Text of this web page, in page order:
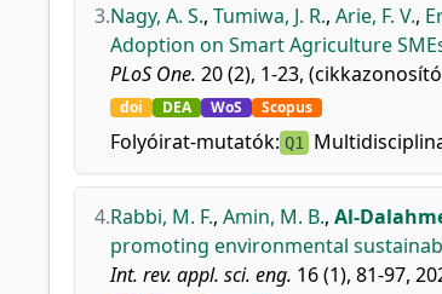
3.Nagy, A. S., Tumiwa, J. R., Arie, F. V.,
Adoption on Smart Agriculture
PLoS One. 20 (2), 1-23,
doi DEA WoS Scopus
Folyóirat-mutatók: Q1
4.Rabbi, M. F., Amin, M. B., Al-
promoting environmental
Int. rev. appl. sci. eng. 16 (1), 81-97,